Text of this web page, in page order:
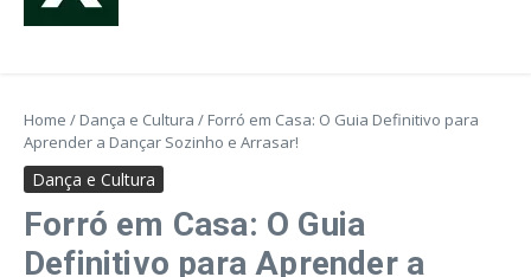
Home / Dança e Cultura / Forró em Casa: O Guia Definitivo para
Aprender a Dançar Sozinho e Arrasar!
Dança e Cultura
Forró em Casa: O Guia
Definitivo para Aprender a